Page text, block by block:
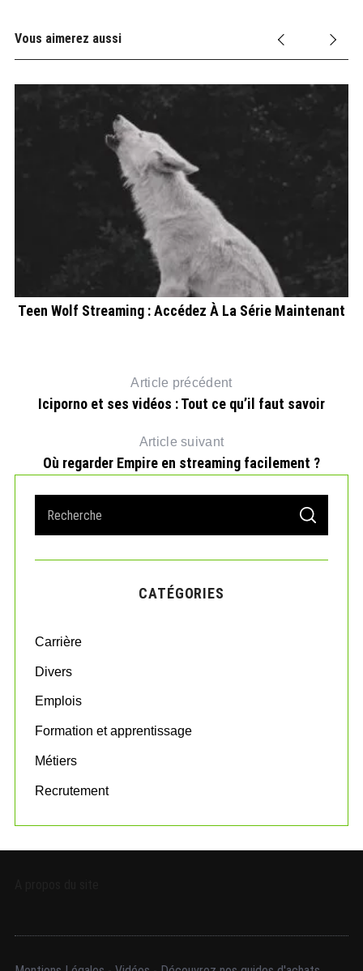
Vous aimerez aussi
Teen Wolf Streaming : Accédez À La Série Maintenant
Article précédent
Iciporno et ses vidéos : Tout ce qu’il faut savoir
Article suivant
Où regarder Empire en streaming facilement ?
r
o
:
S
A
C
CATÉGORIES
Carrière
Divers
Emplois
Formation et apprentissage
Métiers
Recrutement